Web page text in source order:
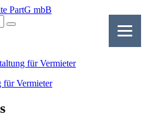
für Vermieter
für Vermieter